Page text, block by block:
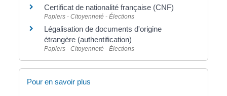
Certificat de nationalité française (CNF)
Papiers - Citoyenneté - Élections
Légalisation de documents d'origine
étrangère (authentification)
Papiers - Citoyenneté - Élections
Pour en savoir plus